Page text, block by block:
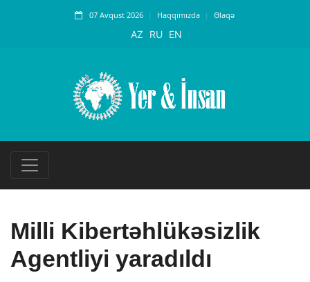
07 Avqust 2026 Haqqımızda Əlaqə
AZ RU EN
Milli Kibertəhlükəsizlik
Agentliyi yaradıldı